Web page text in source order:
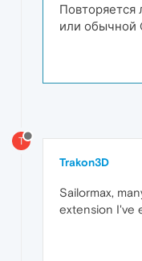
Повторяется
или обычной
T
Trakon3D
Sailormax,
extension I've